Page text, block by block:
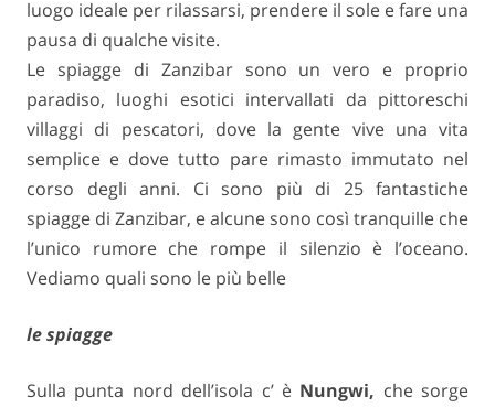
luogo ideale per rilassarsi, prendere il sole e fare una
pausa di qualche visite.
Le spiagge di Zanzibar sono un vero e proprio
paradiso, luoghi esotici intervallati da pittoreschi
villaggi di pescatori, dove la gente vive una vita
semplice e dove tutto pare rimasto immutato nel
corso degli anni. Ci sono più di 25 fantastiche
spiagge di Zanzibar, e alcune sono così tranquille che
l’unico rumore che rompe il silenzio è l’oceano.
Vediamo quali sono le più belle
le spiagge
Sulla punta nord dell’isola c’ èNungwi, che sorge